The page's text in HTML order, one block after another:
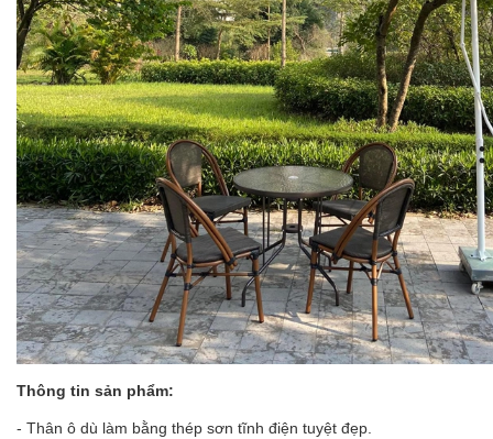
Thông tin sản phẩm:
- Thân ô dù làm bằng thép sơn tĩnh điện tuyệt đẹp.